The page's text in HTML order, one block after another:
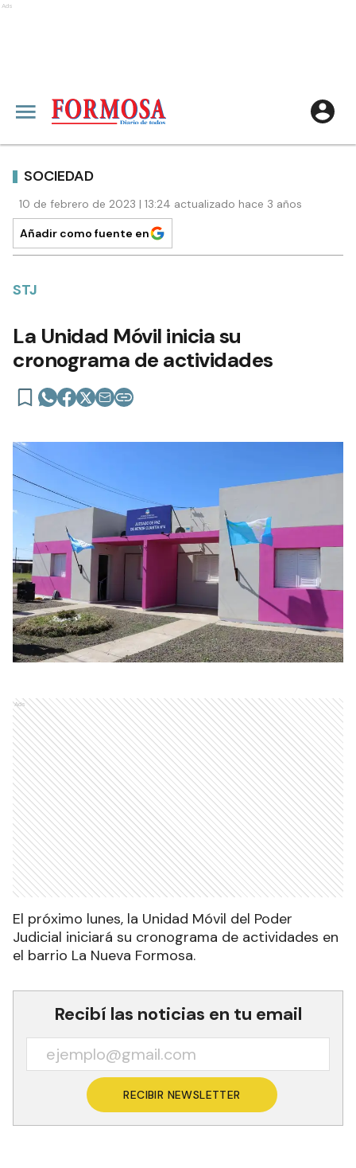
Ads
SOCIEDAD
10 de febrero de 2023 | 13:24 actualizado hace 3 años
Añadir como fuente en
STJ
La Unidad Móvil inicia su
cronograma de actividades
Ads
El próximo lunes, la Unidad Móvil del Poder
Judicial iniciará su cronograma de actividades en
el barrio La Nueva Formosa.
Recibí las noticias en tu email
RECIBIR NEWSLETTER